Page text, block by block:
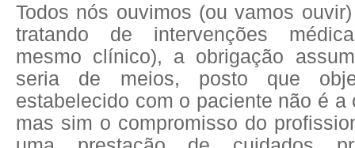
Todos nós ouvimos (ou vamos
tratando de intervenções
mesmo clínico), a obrigação
seria de meios, posto que
estabelecido com o paciente não é a
mas sim o compromisso do